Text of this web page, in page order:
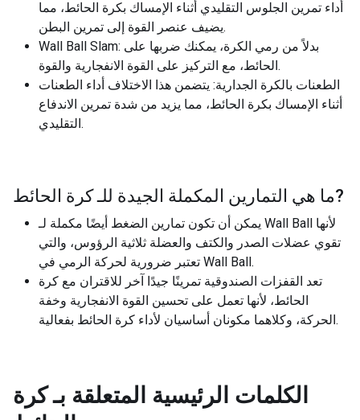
أداء تمرين الجلوس التقليدي أثناء الإمساك بكرة الحائط، مما
يضيف عنصر القوة إلى تمرين البطن.
Wall Ball Slam: بدلاً من رمي الكرة، يمكنك ضربها على
الحائط، مع التركيز على القوة الانفجارية والقوة.
الطعنات بالكرة الجدارية: يتضمن هذا الاختلاف أداء الطعنات
أثناء الإمساك بكرة الحائط، مما يزيد من شدة تمرين الاندفاع
التقليدي.
ما هي التمارين المكملة الجيدة للـ كرة الحائط ?
يمكن أن تكون تمارين الضغط أيضًا مكملة لـ Wall Ball لأنها
تقوي عضلات الصدر والكتف والعضلة ثلاثية الرؤوس، والتي
تعتبر ضرورية لحركة الرمي في Wall Ball.
تعد القفزات الصندوقية تمرينًا جيدًا آخر للاقتران مع كرة
الحائط، لأنها تعمل على تحسين القوة الانفجارية وخفة
الحركة، وكلاهما مكونان أساسيان لأداء كرة الحائط بفعالية.
الكلمات الرئيسية المتعلقة بـ كرة